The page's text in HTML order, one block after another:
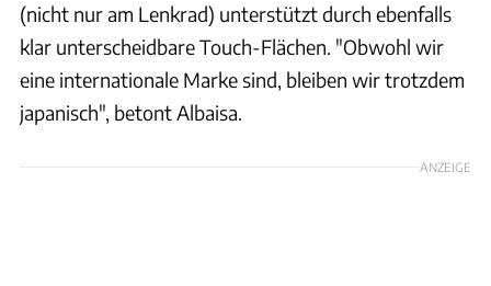
(nicht nur am Lenkrad) unterstützt durch ebenfalls
klar unterscheidbare Touch-Flächen. "Obwohl wir
eine internationale Marke sind, bleiben wir trotzdem
japanisch", betont Albaisa.
ANZEIGE